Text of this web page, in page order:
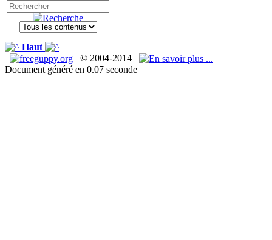
Haut
© 2004-2014
Document généré en 0.07 seconde